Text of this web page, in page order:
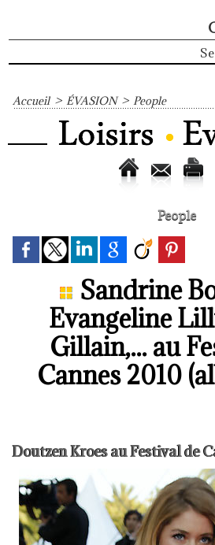
Accueil > ÉVASION > People
People
Sandrine
Evangeline
Gillain,... au
Cannes 2010
Doutzen Kroes au Festival de